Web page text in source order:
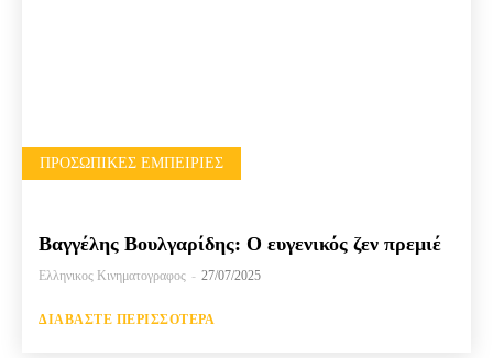
ΠΡΟΣΩΠΙΚΈΣ ΕΜΠΕΙΡΊΕΣ
Βαγγέλης Βουλγαρίδης: Ο ευγενικός ζεν πρεμιέ
Ελληνικος Κινηματογραφος - 27/07/2025
ΔΙΑΒΆΣΤΕ ΠΕΡΙΣΣΌΤΕΡΑ